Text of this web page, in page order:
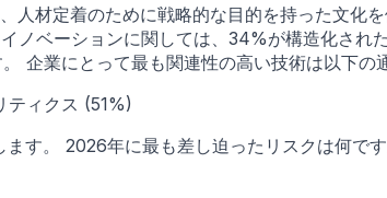
人材定着のために戦略的な目的を持った文化
ベーションに関しては、34%が構造化され
企業にとって最も関連性の高い技術は以下の
ティクス (51%)
す。 2026年に最も差し迫ったリスクは何